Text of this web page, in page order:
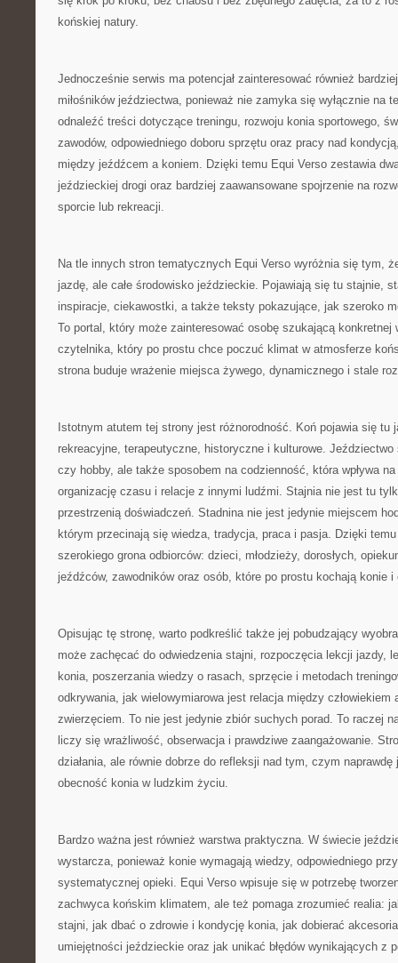
końskiej natury.
Jednocześnie serwis ma potencjał zainteresować również
miłośników jeździectwa, ponieważ nie zamyka się wyłącznie na
odnaleźć treści dotyczące treningu, rozwoju konia sportowego,
zawodów, odpowiedniego doboru sprzętu oraz pracy nad
między jeźdźcem a koniem. Dzięki temu Equi Verso zestawia
jeździeckiej drogi oraz bardziej zaawansowane spojrzenie na
sporcie lub rekreacji.
Na tle innych stron tematycznych Equi Verso wyróżnia się tym,
jazdę, ale całe środowisko jeździeckie. Pojawiają się tu stajnie,
inspiracje, ciekawostki, a także teksty pokazujące, jak szeroko
To portal, który może zainteresować osobę szukającą konkretnej
czytelnika, który po prostu chce poczuć klimat w atmosferze
strona buduje wrażenie miejsca żywego, dynamicznego i stale
Istotnym atutem tej strony jest różnorodność. Koń pojawia się tu
rekreacyjne, terapeutyczne, historyczne i kulturowe.
czy hobby, ale także sposobem na codzienność, która wpływa
organizację czasu i relacje z innymi ludźmi. Stajnia nie jest tu
przestrzenią doświadczeń. Stadnina nie jest jedynie miejscem
którym przecinają się wiedza, tradycja, praca i pasja. Dzięki
szerokiego grona odbiorców: dzieci, młodzieży, dorosłych,
jeźdźców, zawodników oraz osób, które po prostu kochają konie
Opisując tę stronę, warto podkreślić także jej pobudzający
może zachęcać do odwiedzenia stajni, rozpoczęcia lekcji jazdy,
konia, poszerzania wiedzy o rasach, sprzęcie i metodach
odkrywania, jak wielowymiarowa jest relacja między człowiekiem
zwierzęciem. To nie jest jedynie zbiór suchych porad. To raczej
liczy się wrażliwość, obserwacja i prawdziwe zaangażowanie.
działania, ale równie dobrze do refleksji nad tym, czym naprawdę
obecność konia w ludzkim życiu.
Bardzo ważna jest również warstwa praktyczna. W świecie
wystarcza, ponieważ konie wymagają wiedzy, odpowiedniego
systematycznej opieki. Equi Verso wpisuje się w potrzebę
zachwyca końskim klimatem, ale też pomaga zrozumieć realia:
stajni, jak dbać o zdrowie i kondycję konia, jak dobierać
umiejętności jeździeckie oraz jak unikać błędów wynikających z